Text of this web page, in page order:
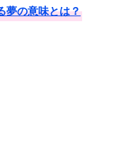
夢の意味とは？